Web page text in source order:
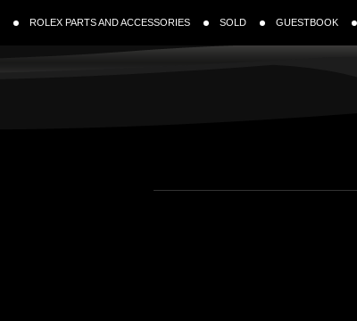
ROLEX PARTS AND ACCESSORIES SOLD GUESTBOOK